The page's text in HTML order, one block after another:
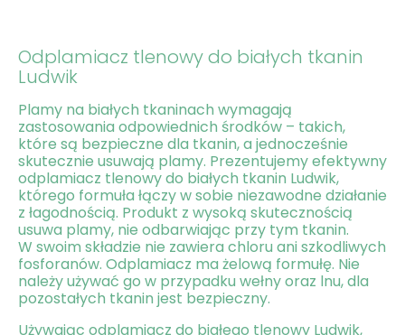
Odplamiacz tlenowy do białych tkanin
Ludwik
Plamy na białych tkaninach wymagają
zastosowania odpowiednich środków – takich,
które są bezpieczne dla tkanin, a jednocześnie
skutecznie usuwają plamy. Prezentujemy efektywny
odplamiacz tlenowy do białych tkanin Ludwik,
którego formuła łączy w sobie niezawodne działanie
z łagodnością. Produkt z wysoką skutecznością
usuwa plamy, nie odbarwiając przy tym tkanin.
W swoim składzie nie zawiera chloru ani szkodliwych
fosforanów. Odplamiacz ma żelową formułę. Nie
należy używać go w przypadku wełny oraz lnu, dla
pozostałych tkanin jest bezpieczny.
Używając odplamiacz do białego tlenowy Ludwik,